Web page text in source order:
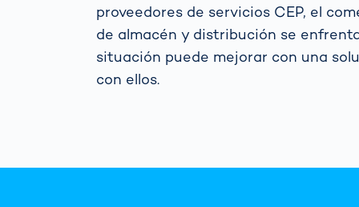
proveedores de servicios CEP, el
de almacén y distribución se
situación puede mejorar con una
con ellos.